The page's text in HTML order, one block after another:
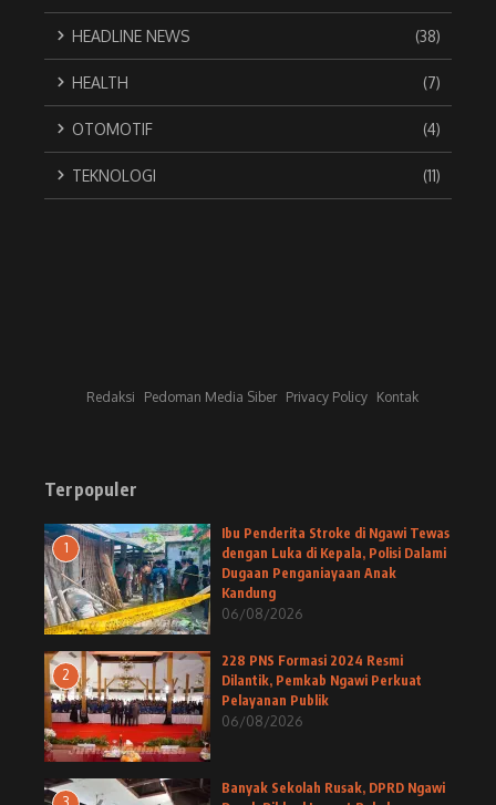
HEADLINE NEWS (38)
HEALTH (7)
OTOMOTIF (4)
TEKNOLOGI (11)
Redaksi Pedoman Media Siber Privacy Policy Kontak
Terpopuler
1
Ibu Penderita Stroke di Ngawi Tewas
dengan Luka di Kepala, Polisi Dalami
Dugaan Penganiayaan Anak
Kandung
06/08/2026
2
228 PNS Formasi 2024 Resmi
Dilantik, Pemkab Ngawi Perkuat
Pelayanan Publik
06/08/2026
Banyak Sekolah Rusak, DPRD Ngawi